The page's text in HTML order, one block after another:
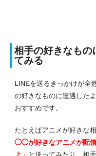
相手の好きなもの
てみる
LINEを送るきっかけが全
の好きなものに遭遇した
おすすめです。
たとえばアニメが好きな
◯◯が好きなアニメが配信